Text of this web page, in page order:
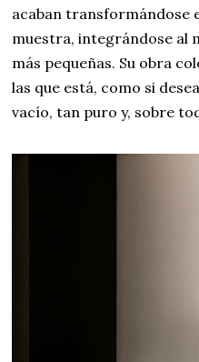
acaban transformándose
muestra, integrándose al
más pequeñas. Su obra
las que está, como si
vacío, tan puro y, sobre